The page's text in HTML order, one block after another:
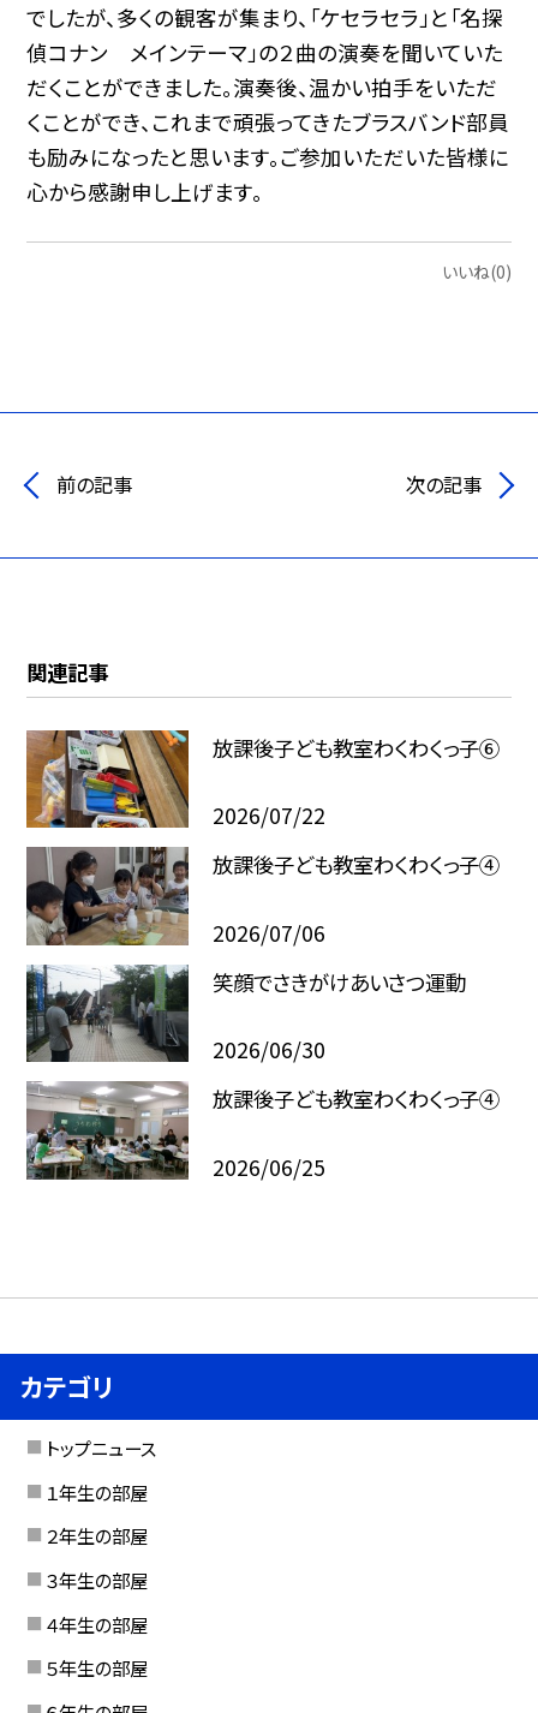
でしたが、多くの観客が集まり、「ケセラセラ」と「名探
偵コナン メインテーマ」の２曲の演奏を聞いていた
だくことができました。演奏後、温かい拍手をいただ
くことができ、これまで頑張ってきたブラスバンド部員
も励みになったと思います。ご参加いただいた皆様に
心から感謝申し上げます。
いいね(0)
前の記事 次の記事
関連記事
放課後子ども教室わくわくっ子⑥
2026/07/22
放課後子ども教室わくわくっ子④
2026/07/06
笑顔でさきがけあいさつ運動
2026/06/30
放課後子ども教室わくわくっ子④
2026/06/25
カテゴリ
トップニュース
１年生の部屋
２年生の部屋
３年生の部屋
４年生の部屋
５年生の部屋